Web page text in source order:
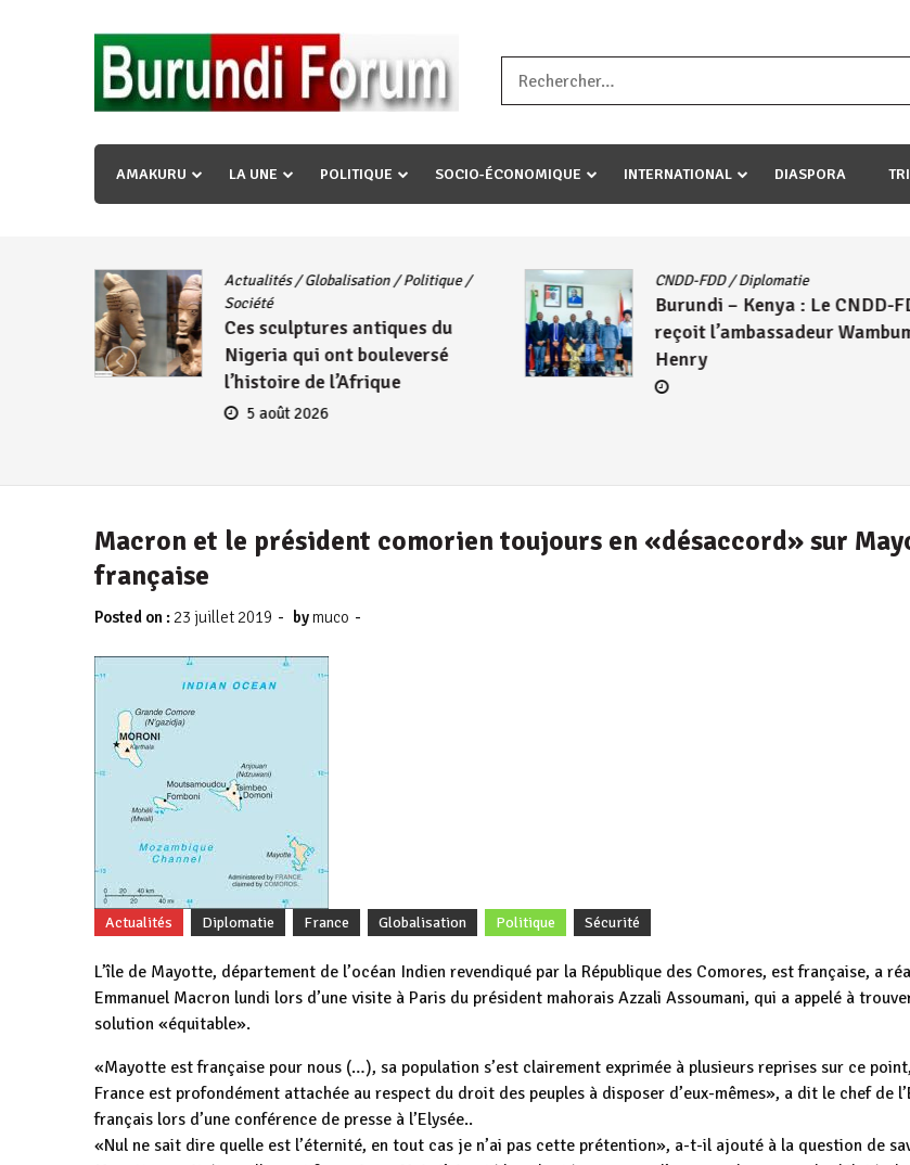
« Ingorane si ugupfa , ingorane ni ugupfa nabi ,gupfa ataco umariye umuryango wawe canke igihugu
uzopfire neza umuryango n’igihugu cakwibarutse ? »
AMAKURU LA UNE POLITIQUE SOCIO-ÉCONOMIQUE INTERNATIONAL DIASPORA
Actualités/Globalisation/Politique/
Société
Ces sculptures antiques du
Nigeria qui ont bouleversé
l’histoire de l’Afrique
5 août 2026
CNDD-FDD/Diplomatie
Burundi – Kenya : Le CNDD-
reçoit l’ambassadeur
Henry
Macron et le président comorien toujours en «désaccord» sur
française
Posted on : 23 juillet 2019 - bymuco -
Actualités Diplomatie France Globalisation Politique Sécurité
L’île de Mayotte, département de l’océan Indien revendiqué par la République des Comores, est française, a
Emmanuel Macron lundi lors d’une visite à Paris du président mahorais Azzali Assoumani, qui a appelé à
solution «équitable».
«Mayotte est française pour nous (…), sa population s’est clairement exprimée à plusieurs reprises sur ce
France est profondément attachée au respect du droit des peuples à disposer d’eux-mêmes», a dit le chef de
français lors d’une conférence de presse à l’Elysée..
«Nul ne sait dire quelle est l’éternité, en tout cas je n’ai pas cette prétention», a-t-il ajouté à la question de